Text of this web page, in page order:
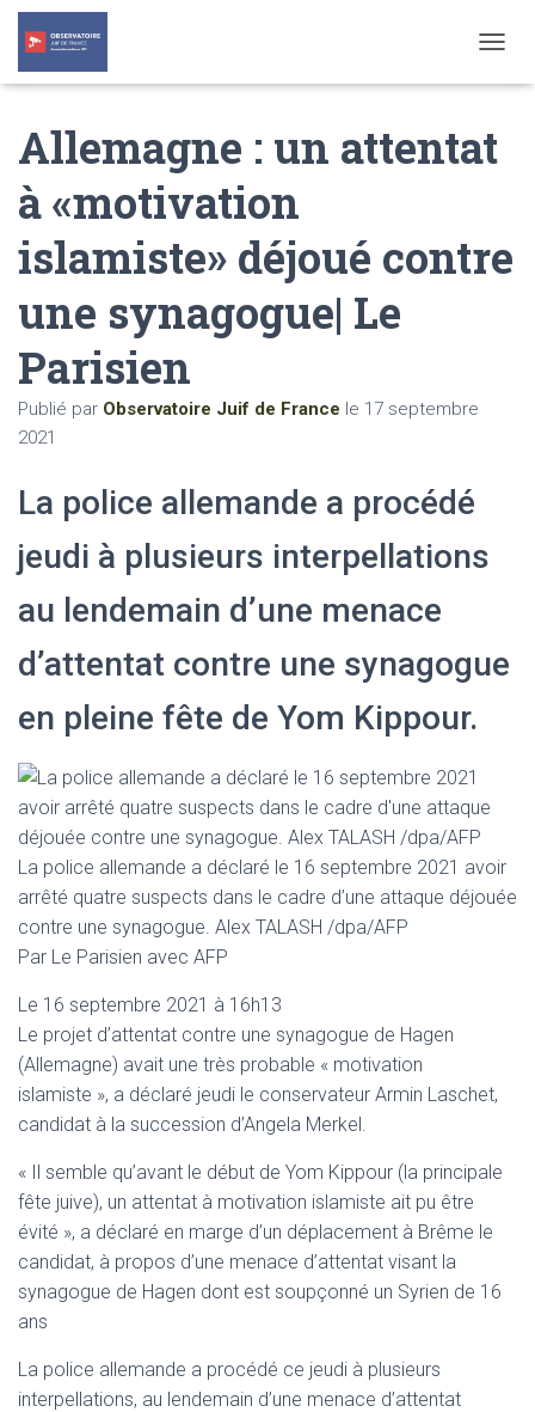
O
I
Allemagne : un attentat
à «motivation
islamiste» déjoué contre
une synagogue| Le
Parisien
Publié par Observatoire Juif de France le 17 septembre
2021
La police allemande a procédé
jeudi à plusieurs interpellations
au lendemain d’une menace
d’attentat contre une synagogue
en pleine fête de Yom Kippour.
La police allemande a déclaré le 16 septembre 2021 avoir
arrêté quatre suspects dans le cadre d’une attaque déjouée
contre une synagogue. Alex TALASH /dpa/AFP
Par Le Parisien avec AFP
Le 16 septembre 2021 à 16h13
Le projet d’attentat contre une synagogue de Hagen
(Allemagne) avait une très probable « motivation
islamiste », a déclaré jeudi le conservateur Armin Laschet,
candidat à la succession d’Angela Merkel.
« Il semble qu’avant le début de Yom Kippour (la principale
fête juive), un attentat à motivation islamiste ait pu être
évité », a déclaré en marge d’un déplacement à Brême le
candidat, à propos d’une menace d’attentat visant la
synagogue de Hagen dont est soupçonné un Syrien de 16
ans
La police allemande a procédé ce jeudi à plusieurs
interpellations, au lendemain d’une menace d’attentat